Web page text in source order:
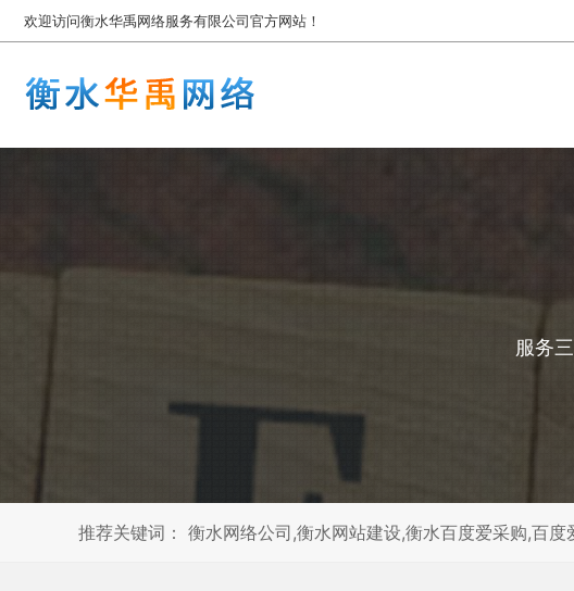
欢迎访问衡水华禹网络服务有限公司官方网站！
服务
推荐关键词： 衡水网络公司,衡水网站建设,衡水百度爱采购,百